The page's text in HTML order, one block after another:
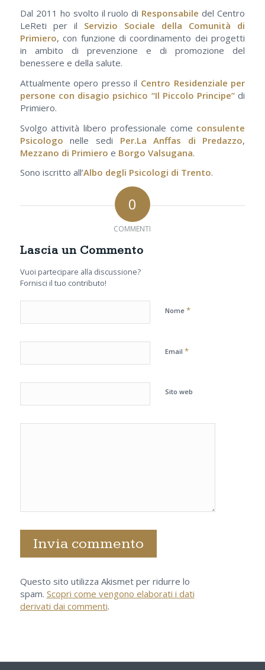
Dal 2011 ho svolto il ruolo di Responsabile del Centro
LeReti per il Servizio Sociale della Comunità di
Primiero, con funzione di coordinamento dei progetti
in ambito di prevenzione e di promozione del
benessere e della salute.
Attualmente opero presso il Centro Residenziale per
persone con disagio psichico “Il Piccolo Principe” di
Primiero.
Svolgo attività libero professionale come consulente
Psicologo nelle sedi Per.La Anffas di Predazzo,
Mezzano di Primiero e Borgo Valsugana.
Sono iscritto all’Albo degli Psicologi di Trento.
0
COMMENTI
Lascia un Commento
Vuoi partecipare alla discussione?
Fornisci il tuo contributo!
Nome *
Email *
Sito web
Questo sito utilizza Akismet per ridurre lo
spam. Scopri come vengono elaborati i dati
derivati dai commenti.